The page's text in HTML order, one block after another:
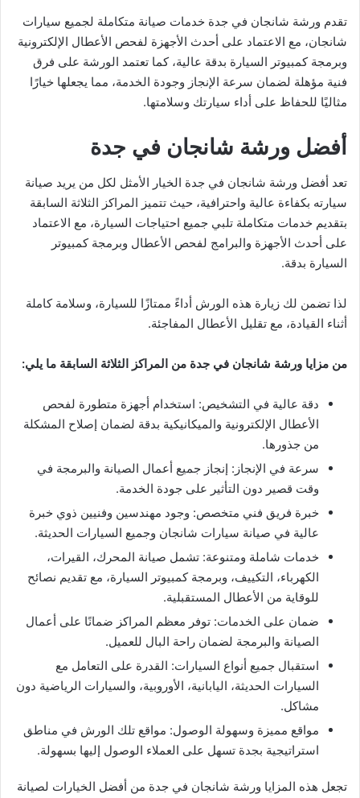
تقدم ورشة شانجان في جدة خدمات صيانة متكاملة لجميع سيارات
شانجان، مع الاعتماد على أحدث الأجهزة لفحص الأعطال الإلكترونية
وبرمجة كمبيوتر السيارة بدقة عالية، كما تعتمد الورشة على فرق
فنية مؤهلة لضمان سرعة الإنجاز وجودة الخدمة، مما يجعلها خيارًا
مثاليًا للحفاظ على أداء سيارتك وسلامتها.
أفضل ورشة شانجان في جدة
تعد أفضل ورشة شانجان في جدة الخيار الأمثل لكل من يريد صيانة
سيارته بكفاءة عالية واحترافية، حيث تتميز المراكز الثلاثة السابقة
بتقديم خدمات متكاملة تلبي جميع احتياجات السيارة، مع الاعتماد
على أحدث الأجهزة والبرامج لفحص الأعطال وبرمجة كمبيوتر
السيارة بدقة.
لذا تضمن لك زيارة هذه الورش أداءً ممتازًا للسيارة، وسلامة كاملة
أثناء القيادة، مع تقليل الأعطال المفاجئة.
من مزايا ورشة شانجان في جدة من المراكز الثلاثة السابقة ما يلي:
دقة عالية في التشخيص: استخدام أجهزة متطورة لفحص
الأعطال الإلكترونية والميكانيكية بدقة لضمان إصلاح المشكلة
من جذورها.
سرعة في الإنجاز: إنجاز جميع أعمال الصيانة والبرمجة في
وقت قصير دون التأثير على جودة الخدمة.
خبرة فريق فني متخصص: وجود مهندسين وفنيين ذوي خبرة
عالية في صيانة سيارات شانجان وجميع السيارات الحديثة.
خدمات شاملة ومتنوعة: تشمل صيانة المحرك، القيرات،
الكهرباء، التكييف، وبرمجة كمبيوتر السيارة، مع تقديم نصائح
للوقاية من الأعطال المستقبلية.
ضمان على الخدمات: توفر معظم المراكز ضمانًا على أعمال
الصيانة والبرمجة لضمان راحة البال للعميل.
استقبال جميع أنواع السيارات: القدرة على التعامل مع
السيارات الحديثة، اليابانية، الأوروبية، والسيارات الرياضية دون
مشاكل.
مواقع مميزة وسهولة الوصول: مواقع تلك الورش في مناطق
استراتيجية بجدة تسهل على العملاء الوصول إليها بسهولة.
تجعل هذه المزايا ورشة شانجان في جدة من أفضل الخيارات لصيانة